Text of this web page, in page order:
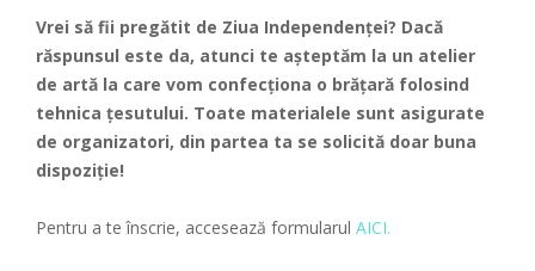
Vrei să fii pregătit de Ziua Independenței? Dacă
răspunsul este da, atunci te așteptăm la un atelier
de artă la care vom confecționa o brățară folosind
tehnica țesutului. Toate materialele sunt asigurate
de organizatori, din partea ta se solicită doar buna
dispoziție!
Pentru a te înscrie, accesează formularul AICI.